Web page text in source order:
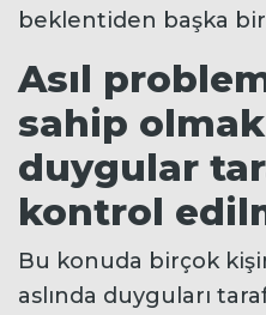
beklentiden başka
Asıl
sahip
duygular
kontrol
Bu konuda birçok
aslında duyguları